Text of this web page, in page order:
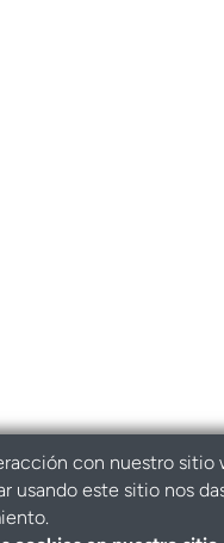
con nuestro sitio
usando este sitio nos